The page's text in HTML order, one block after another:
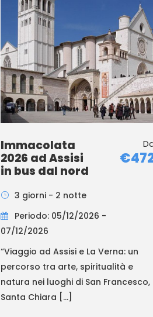
Immacolata
2026 ad Assisi
in bus dal nord
3 giorni - 2 notte
Periodo: 05/12/2026 -
07/12/2026
“Viaggio ad Assisi e La Verna: un
percorso tra arte, spiritualità e
natura nei luoghi di San Francesco,
Santa Chiara […]